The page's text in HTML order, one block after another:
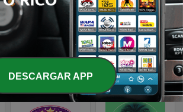
Top 90's
DESCARGAR APP